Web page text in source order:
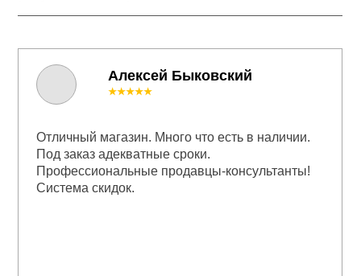
Алексей Быковский
★★★★★
Отличный магазин. Много что есть в наличии.
Под заказ адекватные сроки.
Профессиональные продавцы-консультанты!
Система скидок.